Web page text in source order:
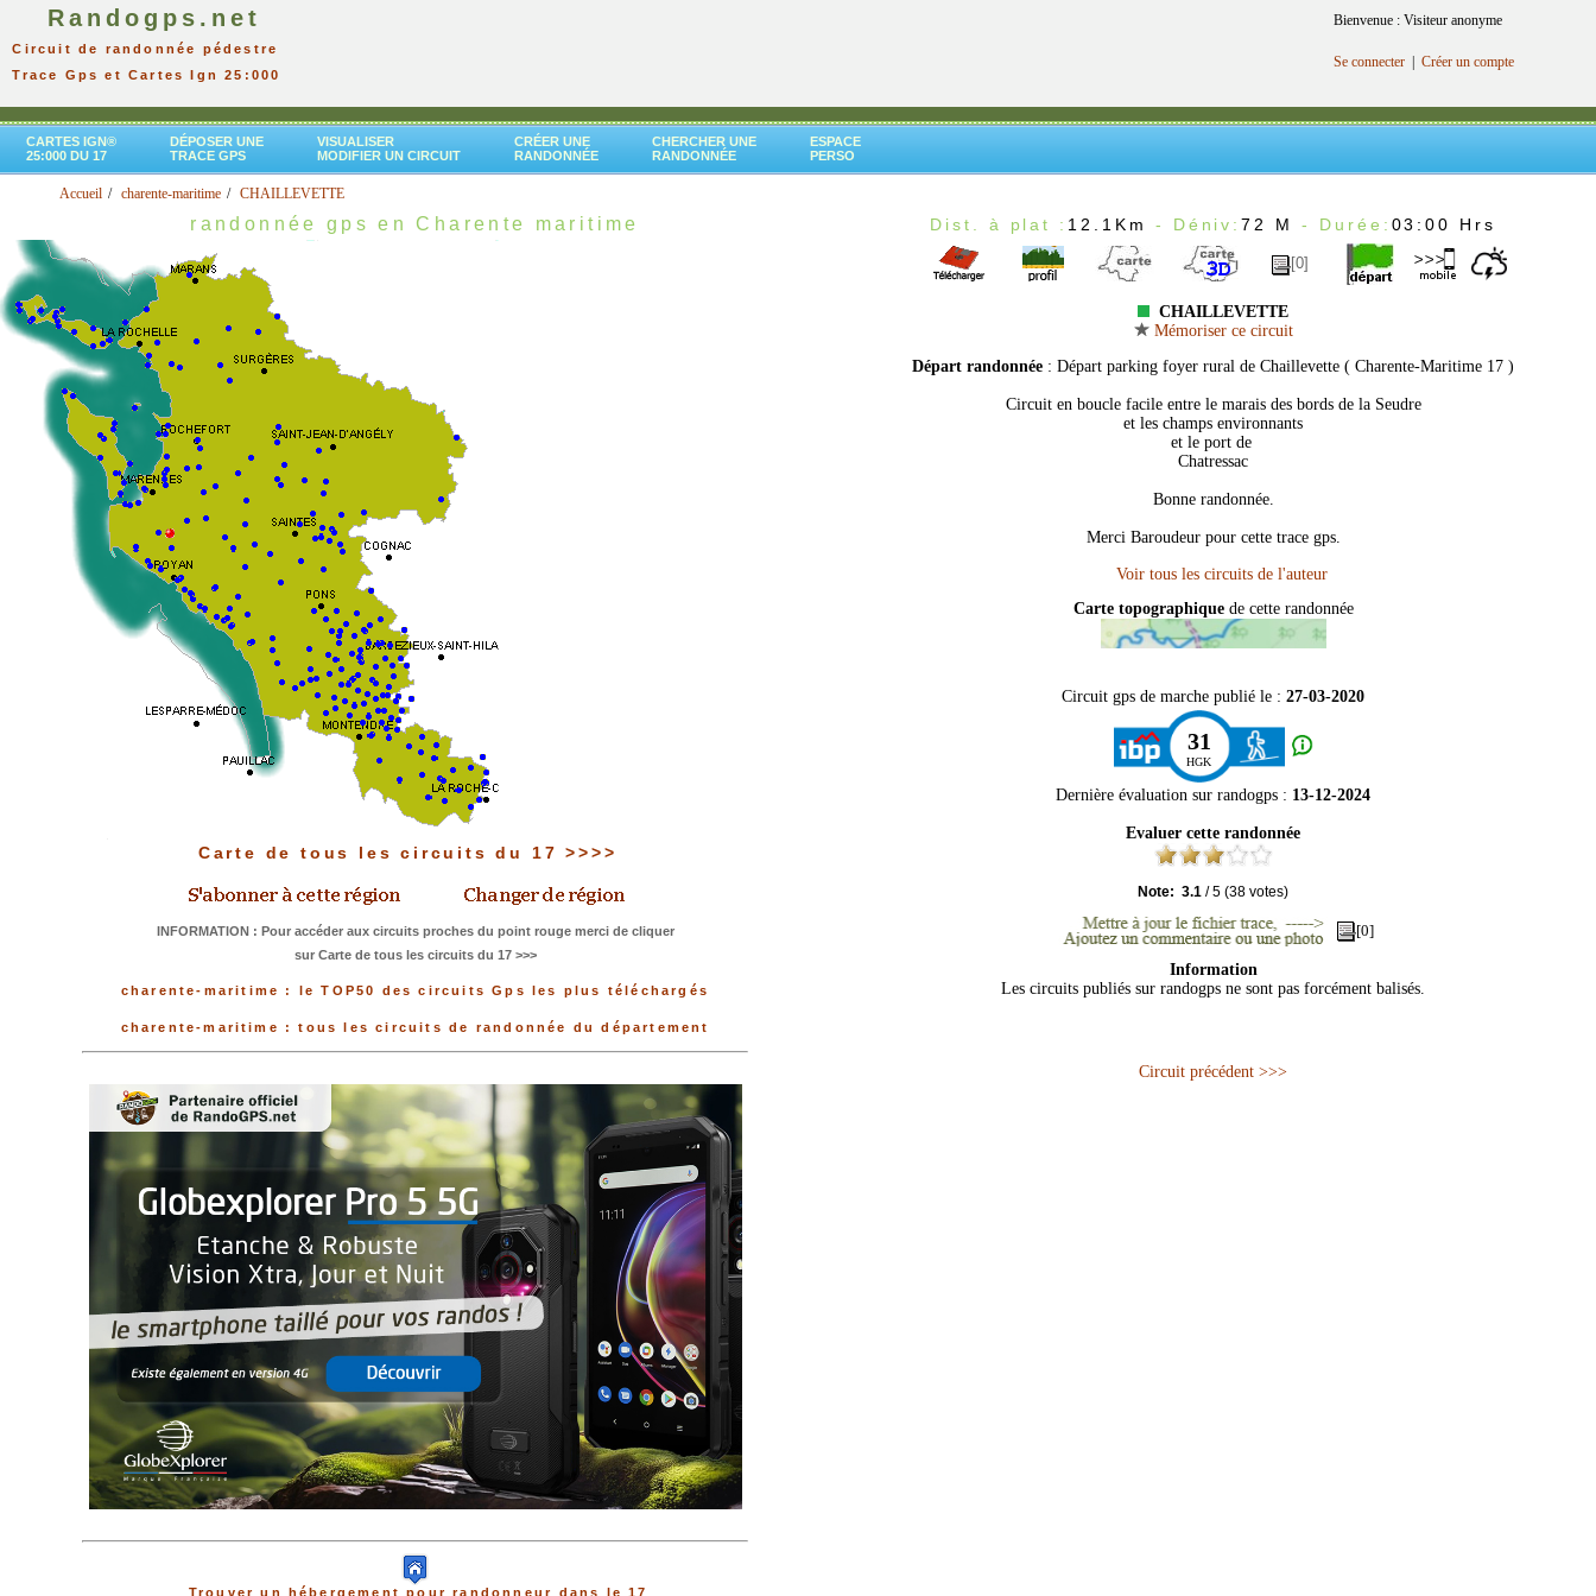
Randogps.net
Circuit de randonnée pédestre
Trace Gps et Cartes Ign 25:000
Bienvenue : Visiteur anonyme
Se connecter Créer un compte
CARTES IGN®
25:000 DU 17
DÉPOSER UNE
TRACE GPS
VISUALISER
MODIFIER UN CIRCUIT
CRÉER UNE
RANDONNÉE
CHERCHER UNE
RANDONNÉE
ESPACE
PERSO
Accueil charente-maritime CHAILLEVETTE
randonnée gps en Charente maritime
Carte de tous les circuits du 17 >>>>
INFORMATION : Pour accéder aux circuits proches du point rouge merci de cliquer
sur Carte de tous les circuits du 17 >>>
charente-maritime : le TOP50 des circuits Gps les plus téléchargés
charente-maritime : tous les circuits de randonnée du département
Trouver un hébergement pour randonneur dans le 17
Dist. à plat : 12.1Km - Déniv:72 M - Durée: 03:00 Hrs
[0]
CHAILLEVETTE
Mémoriser ce circuit
Départ randonnée : Départ parking foyer rural de Chaillevette ( Charente-Maritime 17 )
Circuit en boucle facile entre le marais des bords de la Seudre
et les champs environnants
et le port de
Chatressac
Bonne randonnée.
Merci Baroudeur pour cette trace gps.
Carte topographique de cette randonnée
Circuit gps de marche publié le : 27-03-2020
31
HGK
Dernière évaluation sur randogps : 13-12-2024
Evaluer cette randonnée
Note: 3.1 /5 (38 votes)
[0]
Information
Les circuits publiés sur randogps ne sont pas forcément balisés.
Circuit précédent >>>